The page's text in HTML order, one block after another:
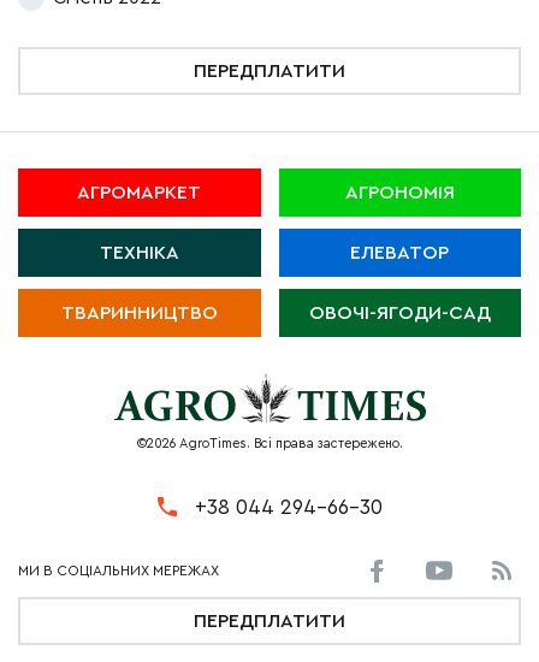
ПЕРЕДПЛАТИТИ
АГРОМАРКЕТ АГРОНОМІЯ
ТЕХНІКА ЕЛЕВАТОР
ТВАРИННИЦТВО ОВОЧІ-ЯГОДИ-САД
©2026 AgroTimes. Всі права застережено.
+38 044 294-66-30
ПЕРЕДПЛАТИТИ